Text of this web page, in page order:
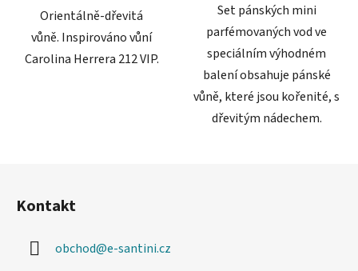
Orientálně-dřevitá
vůně. Inspirováno vůní
Carolina Herrera 212 VIP.
Set pánských mini
parfémovaných vod ve
speciálním výhodném
balení obsahuje pánské
vůně, které jsou kořenité, s
dřevitým nádechem.
Kontakt
obchod@e-santini.cz